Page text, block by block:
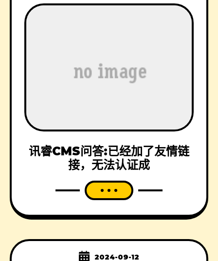
讯睿CMS问答:已经加了友情链
接，无法认证成
2024-09-12